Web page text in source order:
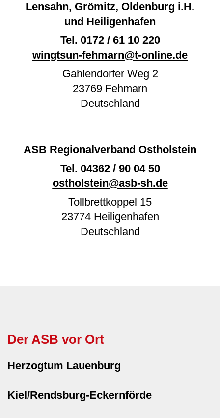
Lensahn, Grömitz, Oldenburg i.H.
und Heiligenhafen
Tel. 0172 / 61 10 220
wingtsun-fehmarn@t-online.de
Gahlendorfer Weg 2
23769 Fehmarn
Deutschland
ASB Regionalverband Ostholstein
Tel. 04362 / 90 04 50
ostholstein@asb-sh.de
Tollbrettkoppel 15
23774 Heiligenhafen
Deutschland
Der ASB vor Ort
Herzogtum Lauenburg
Kiel/Rendsburg-Eckernförde